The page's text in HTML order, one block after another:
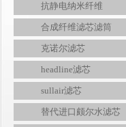
抗静电纳米纤维
合成纤维滤芯滤筒
克诺尔滤芯
headline滤芯
sullair滤芯
替代进口颇尔水滤芯